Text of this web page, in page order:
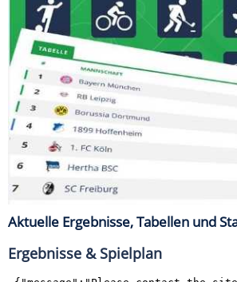
Aktuelle Ergebnisse, Tabellen und
Ergebnisse & Spielplan